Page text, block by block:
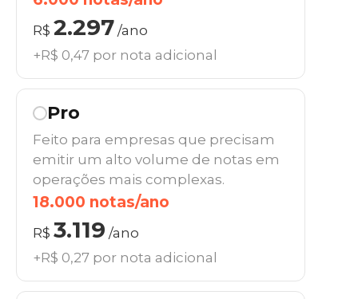
R$ 2.297 /ano
+R$ 0,47 por nota adicional
Pro
Feito para empresas que precisam
emitir um alto volume de notas em
operações mais complexas.
18.000 notas/ano
R$ 3.119 /ano
+R$ 0,27 por nota adicional